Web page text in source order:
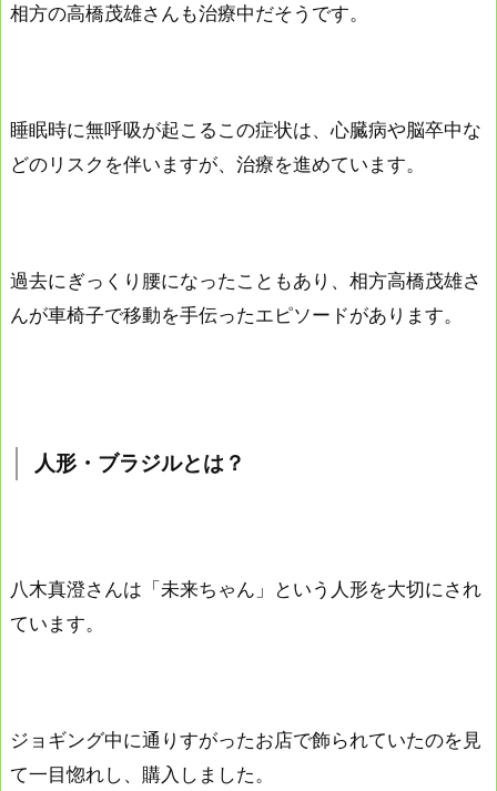
相方の高橋茂雄さんも治療中だそうです。
睡眠時に無呼吸が起こるこの症状は、心臓病や脳卒中な
どのリスクを伴いますが、治療を進めています。
過去にぎっくり腰になったこともあり、相方高橋茂雄さ
んが車椅子で移動を手伝ったエピソードがあります。
人形・ブラジルとは？
八木真澄さんは「未来ちゃん」という人形を大切にされ
ています。
ジョギング中に通りすがったお店で飾られていたのを見
て一目惚れし、購入しました。